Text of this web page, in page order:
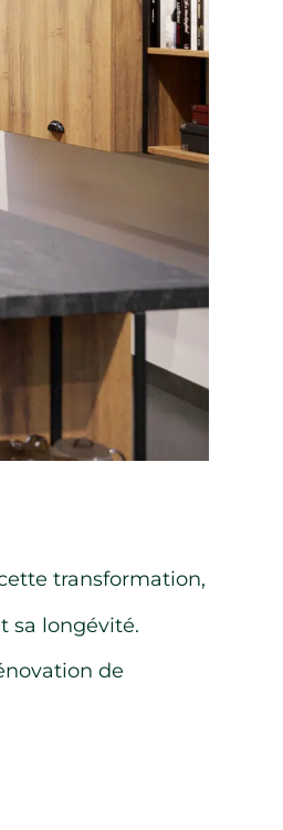
transformation,
sa longévité.
de